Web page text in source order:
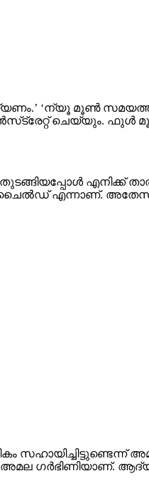
‘ന്യൂ മൂണ്‍
ചെയ്യും.
എനിക്ക്
എന്നാണ്.
സഹായിച്ചിട്ടുണ്ടെന്ന്
ഗര്‍ഭിണിയാണ്.